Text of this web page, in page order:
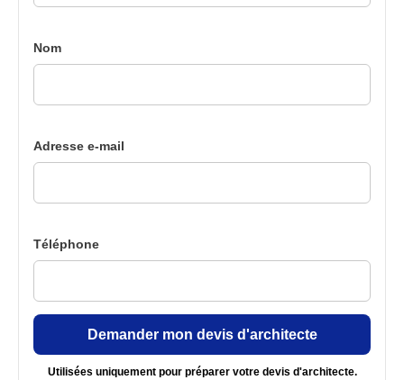
Nom
Adresse e-mail
Téléphone
Demander mon devis d'architecte
Utilisées uniquement pour préparer votre devis d'architecte.